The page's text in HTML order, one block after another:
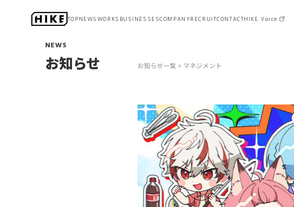
TOPNEWSWORKS BUSINESSES
ゲーム開発
COMPANYRECRUITCONTACTHIKE Voice
NEWS
お知らせ お知らせ一覧 マネジメント